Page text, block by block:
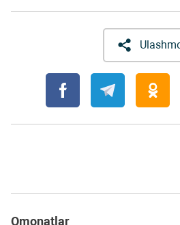
Omonatlar